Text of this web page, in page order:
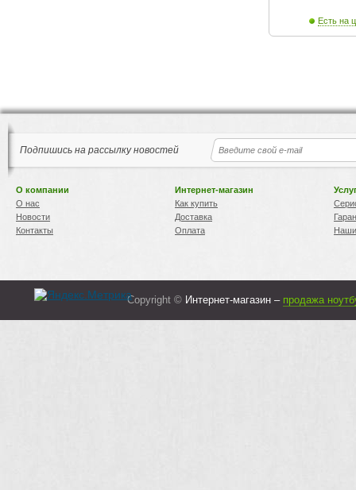
Есть на
Подпишись на рассылку новостей
О компании
О нас
Новости
Контакты
Интернет-магазин
Как купить
Доставка
Оплата
Copyright © Интернет-магазин – продажа